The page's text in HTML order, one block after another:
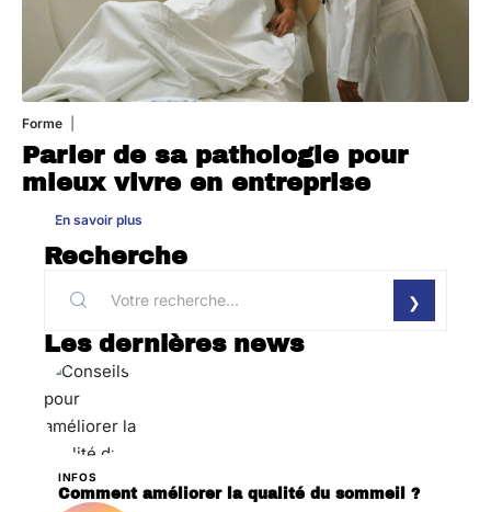
Forme
Parler de sa pathologie pour
mieux vivre en entreprise
En savoir plus
Recherche
Les dernières news
INFOS
Comment améliorer la qualité du sommeil ?